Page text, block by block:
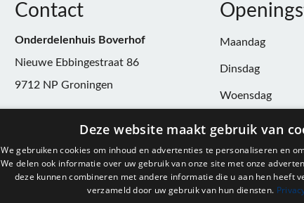
Contact
Onderdelenhuis Boverhof
Nieuwe Ebbingestraat 86
9712 NP Groningen
winkel@onderdelenhuisgroningen.nl
91037743
Maandag
Dinsdag
Woensdag
Donderdag
Vrijdag
Zaterdag
Deze website maakt gebruik van
We gebruiken cookies om inhoud en advertenties te personaliseren en
We delen ook informatie over uw gebruik van onze site met onze
deze kunnen combineren met andere informatie die u aan hen heeft
verzameld door uw gebruik van hun diensten.